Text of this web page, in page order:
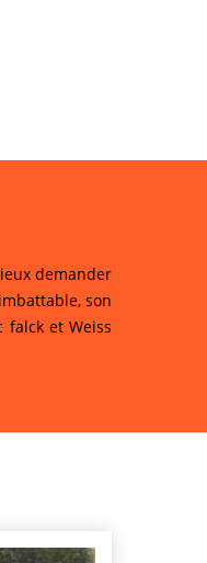
demander
son
falck et Weiss